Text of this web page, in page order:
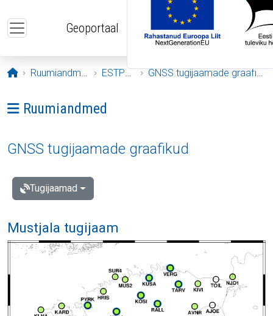
Geoportaal
Avaleht
Ruumiandmed ESTPOS GNSS tugijaamade graafikud
Ava menüü: Ruumiandmed
Ruumiandmed
GNSS tugijaamade graafikud
Tugijaamad
Mustjala tugijaam